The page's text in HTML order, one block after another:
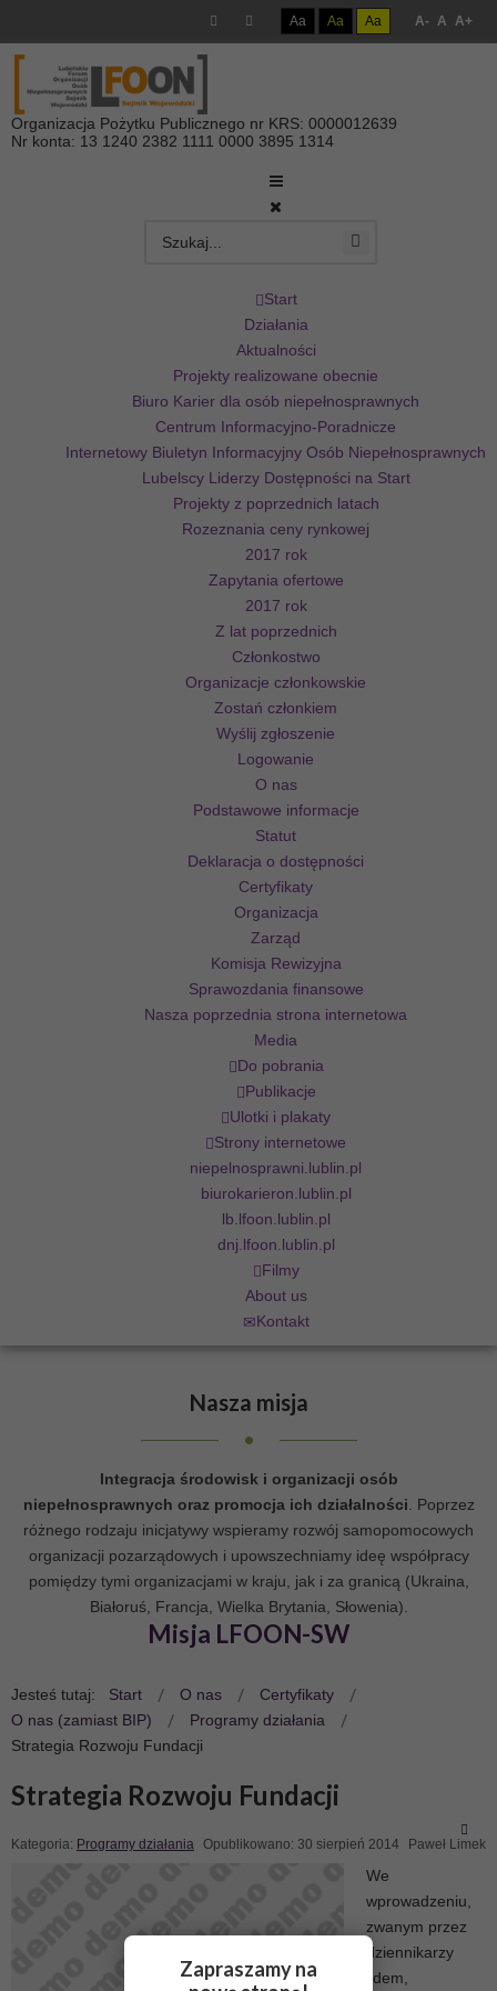
Aa Aa Aa A- A A+
Organizacja Pożytku Publicznego nr KRS: 0000012639
Nr konta: 13 1240 2382 1111 0000 3895 1314
Start
Działania
Aktualności
Projekty realizowane obecnie
Biuro Karier dla osób niepełnosprawnych
Centrum Informacyjno-Poradnicze
Internetowy Biuletyn Informacyjny Osób Niepełnosprawnych
Lubelscy Liderzy Dostępności na Start
Projekty z poprzednich latach
Rozeznania ceny rynkowej
2017 rok
Zapytania ofertowe
2017 rok
Z lat poprzednich
Członkostwo
Organizacje członkowskie
Zostań członkiem
Wyślij zgłoszenie
Logowanie
O nas
Podstawowe informacje
Statut
Deklaracja o dostępności
Certyfikaty
Organizacja
Zarząd
Komisja Rewizyjna
Sprawozdania finansowe
Nasza poprzednia strona internetowa
Media
Do pobrania
Publikacje
Ulotki i plakaty
Strony internetowe
niepelnosprawni.lublin.pl
biurokarieron.lublin.pl
lb.lfoon.lublin.pl
dnj.lfoon.lublin.pl
Filmy
About us
Kontakt
Nasza misja
Integracja środowisk i organizacji osób
niepełnosprawnych oraz promocja ich działalności . Poprzez
różnego rodzaju inicjatywy wspieramy rozwój samopomocowych
organizacji pozarządowych i upowszechniamy ideę współpracy
pomiędzy tymi organizacjami w kraju, jak i za granicą (Ukraina,
Białoruś, Francja, Wielka Brytania, Słowenia).
Misja LFOON-SW
Jesteś tutaj: Start O nas
Certyfikaty
O nas (zamiast BIP)
Programy działania
Strategia Rozwoju Fundacji
Strategia Rozwoju Fundacji
Kategoria: Programy działania Opublikowano: 30 sierpień 2014 Paweł Limek
We
wprowadzeniu,
zwanym przez
dziennikarzy
lidem,
Zapraszamy na